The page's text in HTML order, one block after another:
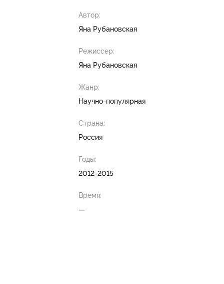
Автор:
Яна Рубановская
Режиссер:
Яна Рубановская
Жанр:
Научно-популярная
Страна:
Россия
Годы:
2012-2015
Время:
—